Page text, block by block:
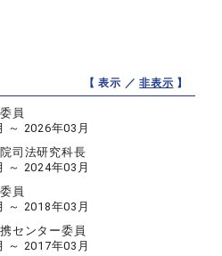
【 表示 ／非表示 】
員
～ 2026年03月
司法研究科長
～ 2024年03月
員
～ 2018年03月
センター委員
～ 2017年03月